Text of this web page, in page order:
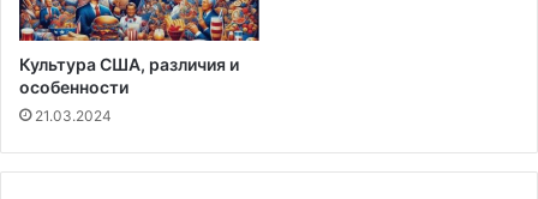
Культура США, различия и
особенности
21.03.2024